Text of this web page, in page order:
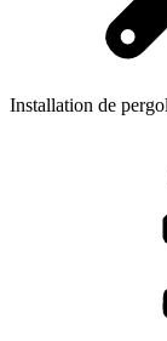
Installation de